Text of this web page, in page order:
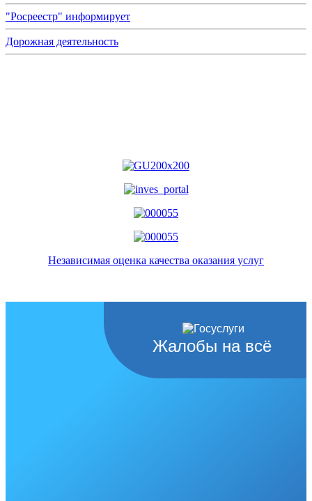
"Росреестр" информирует
Дорожная деятельность
Независимая оценка качества оказания услуг
Жалобы на всё